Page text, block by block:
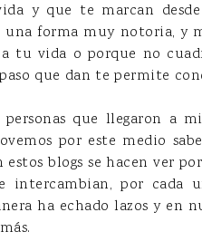
y que te marcan
forma muy notoria, y
tu vida o porque no
que dan te permite
personas que llegaron a
por este medio
estos blogs se hacen ver
intercambian, por cada
ha echado lazos y en